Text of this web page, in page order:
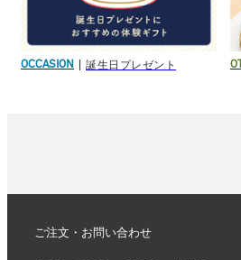
OCCASION 誕生日プレゼント
ご注文・お問い合わせ